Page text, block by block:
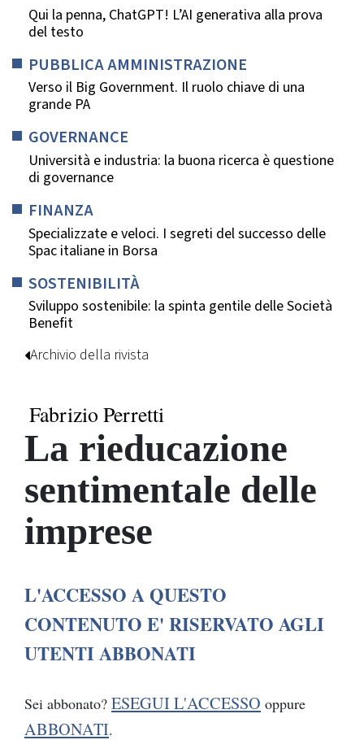
Qui la penna, ChatGPT! L’AI generativa alla prova
del testo
PUBBLICA AMMINISTRAZIONE
Verso il Big Government. Il ruolo chiave di una
grande PA
GOVERNANCE
Università e industria: la buona ricerca è questione
di governance
FINANZA
Specializzate e veloci. I segreti del successo delle
Spac italiane in Borsa
SOSTENIBILITÀ
Sviluppo sostenibile: la spinta gentile delle Società
Benefit
Archivio della rivista
Fabrizio Perretti
La rieducazione
sentimentale delle
imprese
L'ACCESSO A QUESTO
CONTENUTO E' RISERVATO AGLI
UTENTI ABBONATI
Sei abbonato? ESEGUI L'ACCESSO oppure
ABBONATI.